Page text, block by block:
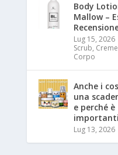
Body
Mallow –
Lug 15, 2026
Scrub,
Corpo
Anche i
una
e perché è
Lug 13, 2026